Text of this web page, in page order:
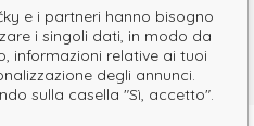
e i partneri hanno bisogno
i singoli dati, in modo da
informazioni relative ai tuoi
degli annunci.
sulla casella "Sì, accetto".